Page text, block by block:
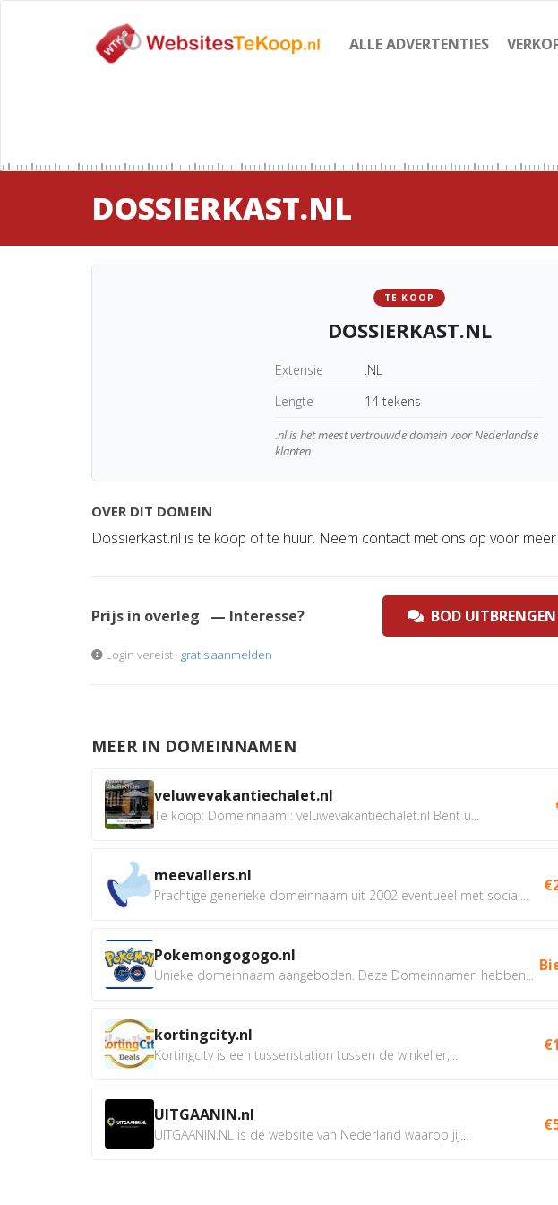
ALLE ADVERTENTIES
DOSSIERKAST.NL
TE KOOP
DOSSIERKAST.NL
Extensie
.NL
Lengte
14 tekens
.nl is het meest vertrouwde domein voor Nederlandse
klanten
OVER DIT DOMEIN
Dossierkast.nl is te koop of te huur. Neem contact met ons op voor
Prijs in overleg — Interesse? BOD
Login vereist · gratis aanmelden
MEER IN DOMEINNAMEN
veluwevakantiechalet.nl
Te koop: Domeinnaam : veluwevakantiechalet.nl Bent u...
meevallers.nl
Prachtige generieke domeinnaam uit 2002 eventueel met social...
Pokemongogogo.nl
Unieke domeinnaam aangeboden. Deze Domeinnamen hebben...
kortingcity.nl
Kortingcity is een tussenstation tussen de winkelier,...
UITGAANIN.nl
UITGAANIN.NL is dé website van Nederland waarop jij...